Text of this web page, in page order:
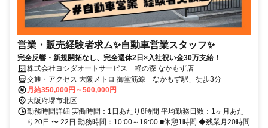
営業・販売経験者求ム✨自動車営業スタッフ✨
完全反響・新規開拓なし、完全週休2日×入社祝い金30万支給！
株式会社ヨシダオートサービス 軽の森 なかもず店
交通・アクセス 大阪メトロ 御堂筋線「なかもず駅」徒歩3分
月給350,000円～500,000円
大阪府堺市北区
勤務時間詳細 実働時間：1日あたり8時間 平均勤務日数：1ヶ月あた
り20日 〜 22日 勤務時間：10:00～19:00 ■休憩1時間 ◆残業月20時間